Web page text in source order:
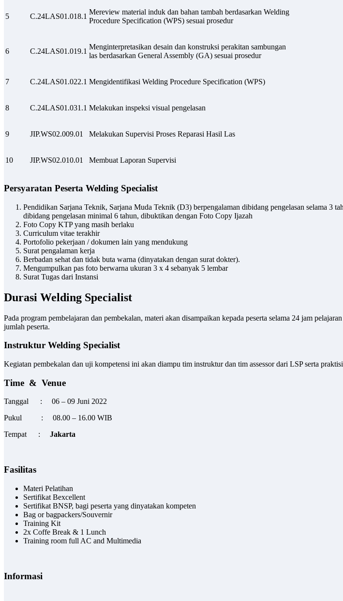
5 C.24LAS01.018.1
Mereview material induk dan bahan tambah berdasarkan Welding
Procedure Specification (WPS) sesuai prosedur
6 C.24LAS01.019.1
Menginterpretasikan desain dan konstruksi perakitan sambungan
las berdasarkan General Assembly (GA) sesuai prosedur
7 C.24LAS01.022.1 Mengidentifikasi Welding Procedure Specification (WPS)
8 C.24LAS01.031.1 Melakukan inspeksi visual pengelasan
9 JIP.WS02.009.01 Melakukan Supervisi Proses Reparasi Hasil Las
10 JIP.WS02.010.01 Membuat Laporan Supervisi
Persyaratan Peserta Welding Specialist
Pendidikan Sarjana Teknik, Sarjana Muda Teknik (D3) berpengalaman dibidang pengelasan selama 3
dibidang pengelasan minimal 6 tahun, dibuktikan dengan Foto Copy Ijazah
Foto Copy KTP yang masih berlaku
Curriculum vitae terakhir
Portofolio pekerjaan / dokumen lain yang mendukung
Surat pengalaman kerja
Berbadan sehat dan tidak buta warna (dinyatakan dengan surat dokter).
Mengumpulkan pas foto berwarna ukuran 3 x 4 sebanyak 5 lembar
Surat Tugas dari Instansi
Durasi Welding Specialist
Pada program pembelajaran dan pembekalan, materi akan disampaikan kepada peserta selama 24 jam
jumlah peserta.
Instruktur Welding Specialist
Kegiatan pembekalan dan uji kompetensi ini akan diampu tim instruktur dan tim assessor dari LSP serta
Time & Venue
Tanggal : 06 – 09 Juni 2022
Pukul : 08.00 – 16.00 WIB
Tempat : Jakarta
Fasilitas
Materi Pelatihan
Sertifikat Bexcellent
Sertifikat BNSP, bagi peserta yang dinyatakan kompeten
Bag or bagpackers/Souvernir
Training Kit
2x Coffe Break & 1 Lunch
Training room full AC and Multimedia
Informasi